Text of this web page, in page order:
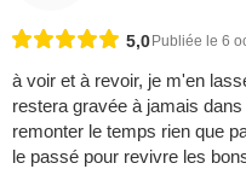
5,0 Publiée le 6
à voir et à revoir, je m'en
restera gravée à jamais
remonter le temps rien que
le passé pour revivre les